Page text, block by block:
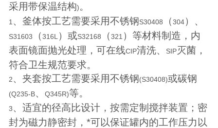
采用带保温结构)。
1 、釜体按工艺需要采用不锈钢S30408 （304）、
S31603 （316L ）或S32168 （321 ）等材料制造，内
表面镜面抛光处理，可在线CIP清洗、 SIP灭菌，
符合卫生规范要求。
2、夹套按工艺需要采用不锈钢(S30408)或碳钢
(Q235-B、 Q345R)等。
3、适宜的径高比设计，按需定制搅拌装置；密
封为磁力静密封，*可以保证罐内的工作压力以